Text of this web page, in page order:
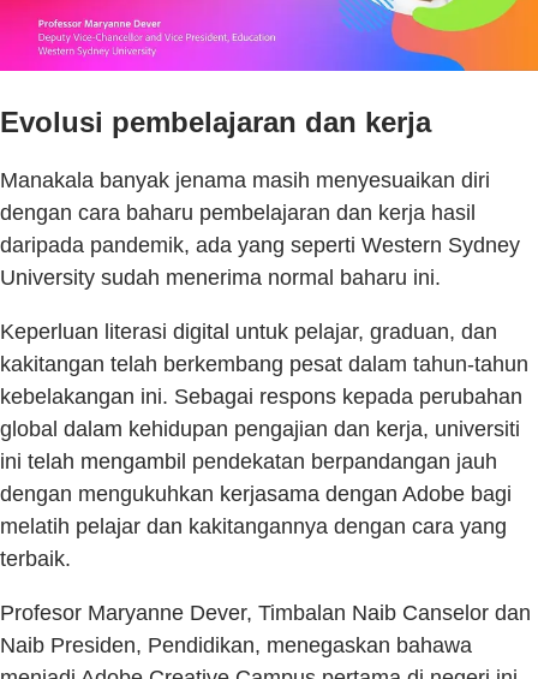
Evolusi pembelajaran dan kerja
Manakala banyak jenama masih menyesuaikan diri
dengan cara baharu pembelajaran dan kerja hasil
daripada pandemik, ada yang seperti Western Sydney
University sudah menerima normal baharu ini.
Keperluan literasi digital untuk pelajar, graduan, dan
kakitangan telah berkembang pesat dalam tahun-tahun
kebelakangan ini. Sebagai respons kepada perubahan
global dalam kehidupan pengajian dan kerja, universiti
ini telah mengambil pendekatan berpandangan jauh
dengan mengukuhkan kerjasama dengan Adobe bagi
melatih pelajar dan kakitangannya dengan cara yang
terbaik.
Profesor Maryanne Dever, Timbalan Naib Canselor dan
Naib Presiden, Pendidikan, menegaskan bahawa